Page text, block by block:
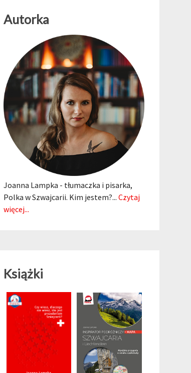
Autorka
Joanna Lampka - tłumaczka i pisarka,
Polka w Szwajcarii. Kim jestem?... Czytaj
więcej...
Książki